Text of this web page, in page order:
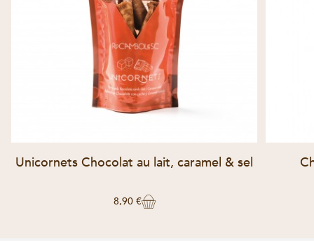
Unicornets Chocolat au lait, caramel & sel
8,90 €